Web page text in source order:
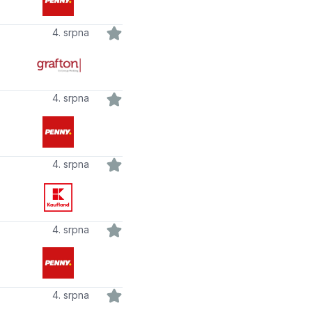
4. srpna
4. srpna
4. srpna
4. srpna
4. srpna